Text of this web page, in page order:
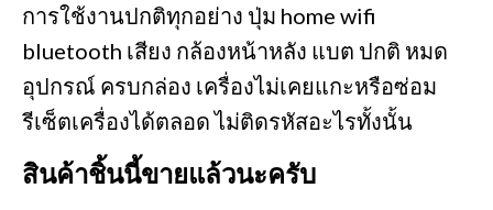
การใช้งานปกติทุกอย่าง ปุ่ม home wifi
bluetooth เสียง กล้องหน้าหลัง แบต ปกติ หมด
อุปกรณ์ ครบกล่อง เครื่องไม่เคยแกะหรือซ่อม
รีเซ็ตเครื่องได้ตลอด ไม่ติดรหัสอะไรทั้งนั้น
สินค้าชิ้นนี้ขายแล้วนะครับ